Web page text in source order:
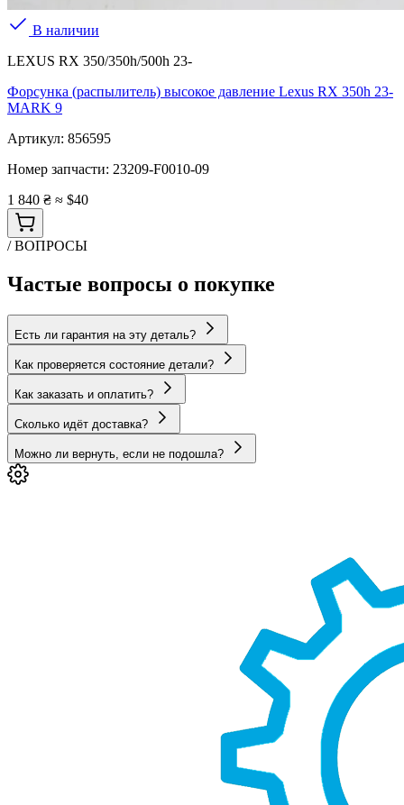
В наличии
LEXUS RX 350/350h/500h 23-
Форсунка (распылитель) высокое давление Lexus RX 350h 23-
MARK 9
Артикул: 856595
Номер запчасти: 23209-F0010-09
1 840 ₴ ≈ $40
/ ВОПРОСЫ
Частые вопросы о покупке
Есть ли гарантия на эту деталь?
Как проверяется состояние детали?
Как заказать и оплатить?
Сколько идёт доставка?
Можно ли вернуть, если не подошла?